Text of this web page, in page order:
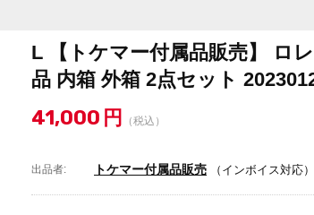
L 【トケマー付属品販売】 ロ
品 内箱 外箱 2点セット
41,000 円 （税込）
出品者: トケマー付属品販売 （インボイス対応）